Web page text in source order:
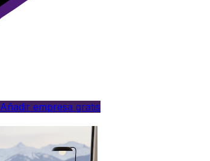
Añadir empresa gratis